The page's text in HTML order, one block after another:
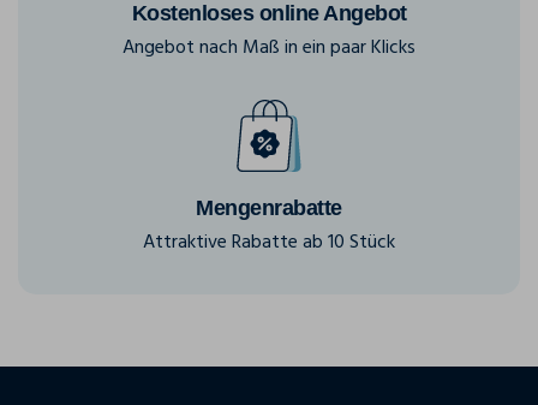
Kostenloses online Angebot
Angebot nach Maß in ein paar Klicks
Mengenrabatte
Attraktive Rabatte ab 10 Stück